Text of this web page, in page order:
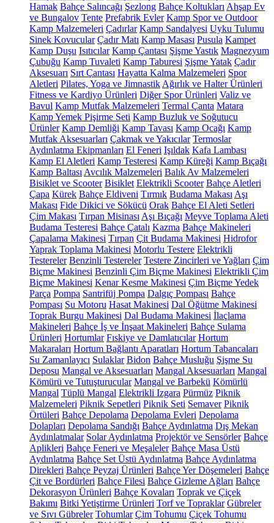
Hamak Bahçe Salıncağı Şezlong Bahçe Koltukları Ahşap Ev
ve Bungalov Tente Prefabrik Evler Kamp Spor ve Outdoor
Kamp Malzemeleri Çadırlar Kamp Sandalyesi Uyku Tulumu
Sinek Kovucular Çadır Matı Kamp Masası Pusula Kampet
Kamp Duşu Isıtıcılar Kamp Çantası Şişme Yastık Magnezyum
Çubuğu Kamp Tuvaleti Kamp Taburesi Şişme Yatak Çadır
Aksesuarı Sırt Çantası Hayatta Kalma Malzemeleri Spor
Aletleri Pilates, Yoga ve Jimnastik Ağırlık ve Halter Ürünleri
Fitness ve Kardiyo Ürünleri Diğer Spor Ürünleri Valiz ve
Bavul Kamp Mutfak Malzemeleri Termal Çanta Matara
Kamp Yemek Pişirme Seti Kamp Buzluk ve Soğutucu
Ürünler Kamp Demliği Kamp Tavası Kamp Ocağı Kamp
Mutfak Aksesuarları Çakmak ve Yakıcılar Termoslar
Aydınlatma Ekipmanları El Feneri Işıldak Kafa Lambası
Kamp El Aletleri Kamp Testeresi Kamp Küreği Kamp Bıçağı
Kamp Baltası Avcılık Malzemeleri Balık Av Malzemeleri
Bisiklet ve Scooter Bisiklet Elektrikli Scooter Bahçe Aletleri
Çapa Kürek Bahçe Eldiveni Tırmık Budama Makası Aşı
Makası Fide Dikici ve Sökücü Orak Bahçe El Aleti Setleri
Çim Makası Tırpan Misinası Aşı Bıçağı Meyve Toplama Aleti
Budama Testeresi Bahçe Çatalı Kazma Bahçe Makineleri
Çapalama Makinesi Tırpan Çit Budama Makinesi Hidrofor
Yaprak Toplama Makinesi Motorlu Testere Elektrikli
Testereler Benzinli Testereler Testere Zincirleri ve Yağları Çim
Biçme Makinesi Benzinli Çim Biçme Makinesi Elektrikli Çim
Biçme Makinesi Kenar Kesme Makinesi Çim Biçme Yedek
Parça Pompa Santrifüj Pompa Dalgıç Pompası Bahçe
Pompası Su Motoru Hasat Makinesi Dal Öğütme Makinesi
Toprak Burgu Makinesi Dal Budama Makinesi İlaçlama
Makineleri Bahçe İş ve İnşaat Makineleri Bahçe Sulama
Ürünleri Hortumlar Fıskiye ve Damlatıcılar Hortum
Makaraları Hortum Bağlantı Aparatları Hortum Tabancaları
Su Zamanlayıcı Sulaklar Bidon Bahçe Musluğu Şişme Su
Deposu Mangal ve Aksesuarları Mangal Aksesuarları Mangal
Kömürü ve Tutuşturucular Mangal ve Barbekü Kömürlü
Mangal Tüplü Mangal Elektrikli Izgara Pürmüz Piknik
Malzemeleri Piknik Sepetleri Piknik Seti Semaver Piknik
Örtüleri Bahçe Depolama Depolama Evleri Depolama
Dolapları Depolama Sandığı Bahçe Aydınlatma Dış Mekan
Aydınlatmalar Solar Aydınlatma Projektör ve Sensörler Bahçe
Aplikleri Bahçe Feneri ve Meşaleler Bahçe Masa Üstü
Aydınlatma Bahçe Set Üstü Aydınlatma Bahçe Aydınlatma
Direkleri Bahçe Peyzaj Ürünleri Bahçe Yer Döşemeleri Bahçe
Çit ve Bordürleri Bahçe Filesi Bahçe Gizleme Ağları Bahçe
Dekorasyon Ürünleri Bahçe Kovaları Toprak ve Çiçek
Bakımı Bitki Yetiştirme Ürünleri Torf ve Topraklar Gübreler
ve Sıvı Gübreler Tohumlar Çim Tohumu Çiçek Tohumu